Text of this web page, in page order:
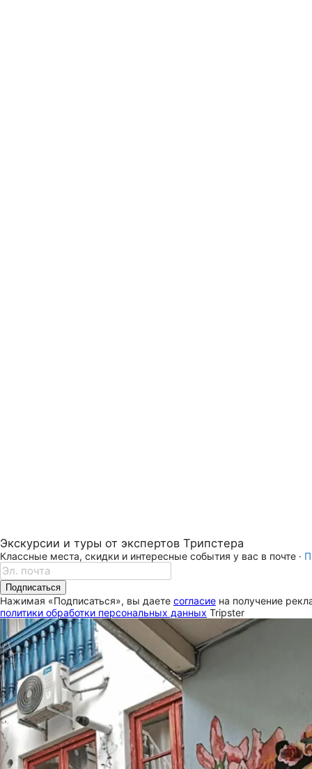
Экскурсии и туры от экспертов Трипстера
Классные места, скидки и интересные события у вас в почте ·
Подписаться
Нажимая «Подписаться», вы даете согласие на получение
политики обработки персональных данных Tripster